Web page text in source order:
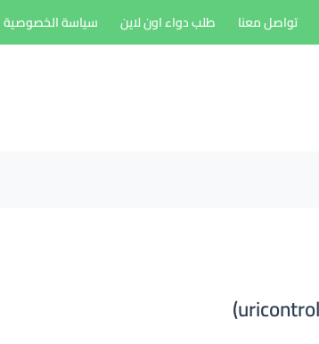
تواصل معنا طلب دواء اون لاين سياسة الخصوصية